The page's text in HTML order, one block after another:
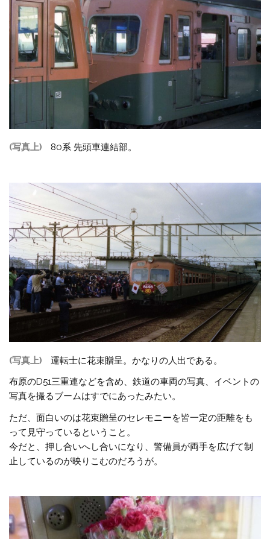
(写真上) 80系 先頭車連結部。
(写真上)
運転士に花束贈呈。かなりの人出である。
布原のD51三重連などを含め、鉄道の車両の写真、イベントの
写真を撮るブームはすでにあったみたい。
ただ、面白いのは花束贈呈のセレモニーを皆一定の距離をも
って見守っているということ。
今だと、押し合いへし合いになり、警備員が両手を広げて制
止しているのが映りこむのだろうが。